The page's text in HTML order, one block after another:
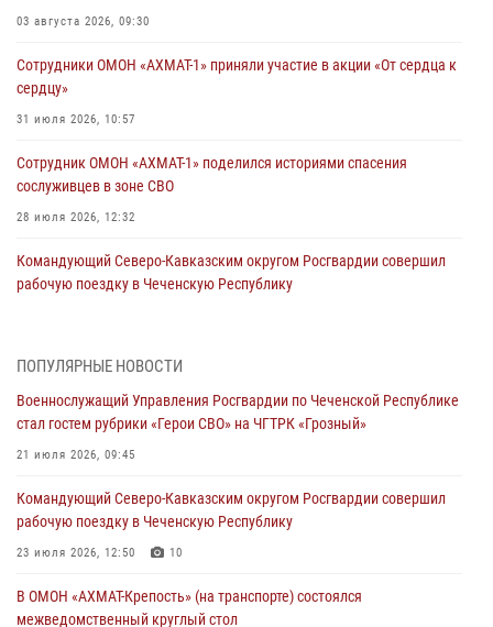
03 августа 2026, 09:30
Сотрудники ОМОН «АХМАТ-1» приняли участие в акции «От сердца к
сердцу»
31 июля 2026, 10:57
Сотрудник ОМОН «АХМАТ-1» поделился историями спасения
сослуживцев в зоне СВО
28 июля 2026, 12:32
Командующий Северо-Кавказским округом Росгвардии совершил
рабочую поездку в Чеченскую Республику
Военнослужащий Управления Росгвардии по Чеченской Республике
21 июля 2026, 09:45
В ДНР росгвардейцы уничтожили около 80 вражеских
19 июля 2026, 13:50
В Грозном Росгвардия обеспечила безопасность конно-спортивных
18 июля 2026, 13:46
ПОПУЛЯРНЫЕ НОВОСТИ
Военнослужащий Управления Росгвардии по Чеченской Республике
стал гостем рубрики «Герои СВО» на ЧГТРК «Грозный»
21 июля 2026, 09:45
Командующий Северо-Кавказским округом Росгвардии совершил
рабочую поездку в Чеченскую Республику
23 июля 2026, 12:50 10
В ОМОН «АХМАТ-Крепость» (на транспорте) состоялся
межведомственный круглый стол